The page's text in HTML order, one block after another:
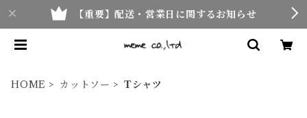
【重要】配送・営業日に関するお知らせ
HOME カットソー Tシャツ